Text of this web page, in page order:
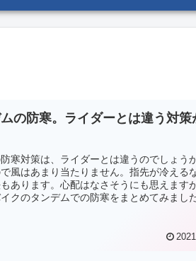
の防寒。ライダーとは違う対策
寒対策は、ライダーとは違うのでしょう
風はあまり当たりません。指先が冷えるな
あります。心配はなさそうにも思えます
クのタンデムでの防寒をまとめてみました